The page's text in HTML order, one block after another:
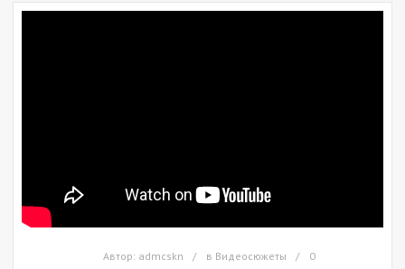
Автор: admcskn в Видеосюжеты 0